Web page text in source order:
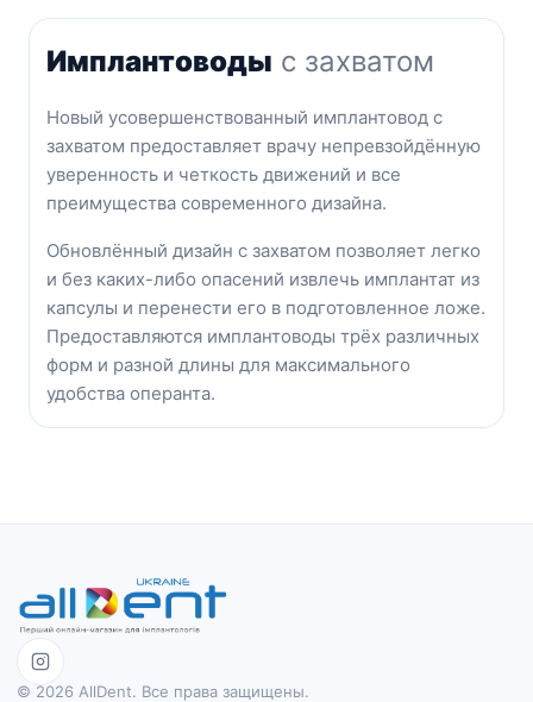
Имплантоводы с захватом
Новый усовершенствованный имплантовод с
захватом предоставляет врачу непревзойдённую
уверенность и четкость движений и все
преимущества современного дизайна.
Обновлённый дизайн с захватом позволяет легко
и без каких-либо опасений извлечь имплантат из
капсулы и перенести его в подготовленное ложе.
Предоставляются имплантоводы трёх различных
форм и разной длины для максимального
удобства операнта.
© 2026 AllDent. Все права защищены.